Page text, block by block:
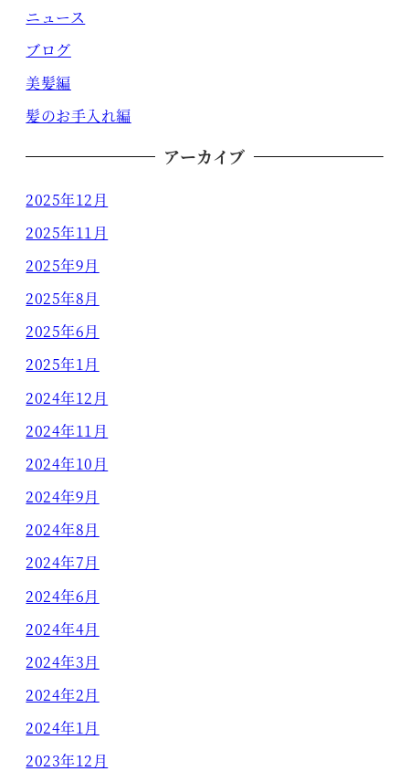
ニュース
ブログ
美髪編
髪のお手入れ編
アーカイブ
2025年12月
2025年11月
2025年9月
2025年8月
2025年6月
2025年1月
2024年12月
2024年11月
2024年10月
2024年9月
2024年8月
2024年7月
2024年6月
2024年4月
2024年3月
2024年2月
2024年1月
2023年12月